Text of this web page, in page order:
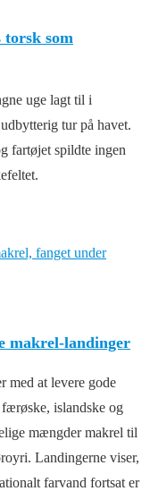
som
uge lagt til i
tur på havet.
fartøjet spildte ingen
makrel-landinger
med at levere gode
islandske og
mængder makrel til
Landingerne viser,
farvand fortsat er